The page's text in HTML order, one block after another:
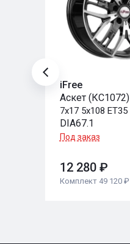
iFree
Аскет (КС1072)
7x17 5x108 ET35
DIA67.1
Под заказ
12 280 ₽
Комплект 49 120 ₽